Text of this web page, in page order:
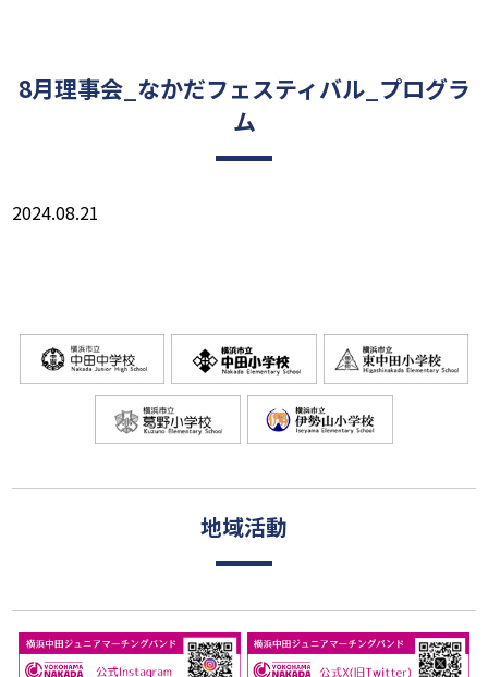
8月理事会_なかだフェスティバル_プログラ
ム
2024.08.21
地域活動